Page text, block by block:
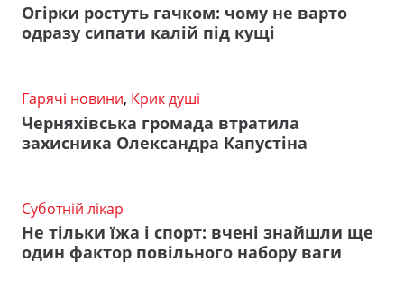
Огірки ростуть гачком: чому не варто
одразу сипати калій під кущі
Гарячі новини, Крик душі
Черняхівська громада втратила
захисника Олександра Капустіна
Суботній лікар
Не тільки їжа і спорт: вчені знайшли ще
один фактор повільного набору ваги